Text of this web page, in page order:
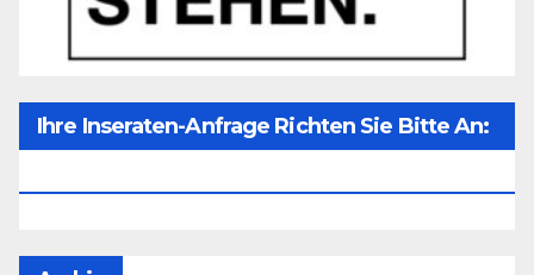
Ihre Inseraten-Anfrage Richten Sie Bitte An: